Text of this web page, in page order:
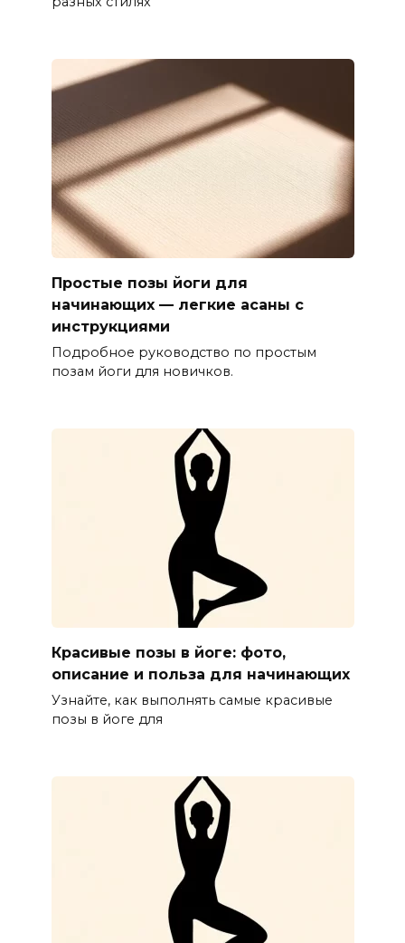
Простые позы йоги для
начинающих — легкие асаны с
инструкциями
Подробное руководство по простым
позам йоги для новичков.
Красивые позы в йоге: фото,
описание и польза для начинающих
Узнайте, как выполнять самые красивые
позы в йоге для